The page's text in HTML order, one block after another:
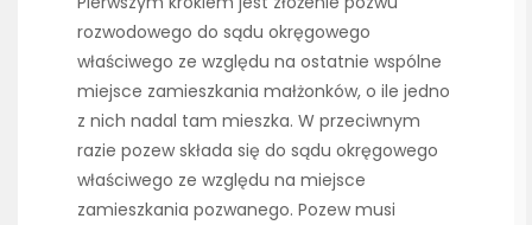
rozwodowego do sądu okręgowego
właściwego ze względu na ostatnie wspólne
miejsce zamieszkania małżonków, o ile jedno
z nich nadal tam mieszka. W przeciwnym
razie pozew składa się do sądu okręgowego
właściwego ze względu na miejsce
zamieszkania pozwanego. Pozew musi